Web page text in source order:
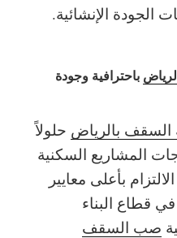
الجودة الإنشائية.
باحترافية وجودة
بالرياض حلولاً
المشاريع السكنية
بأعلى معايير
قطاع البناء
صب السقف